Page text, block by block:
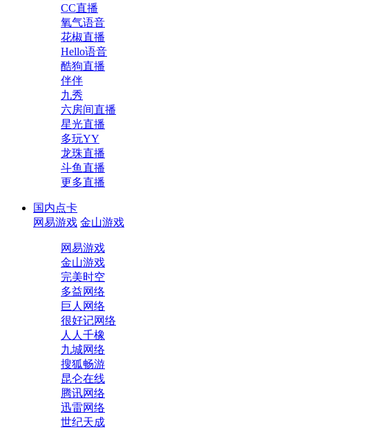
CC直播
氧气语音
花椒直播
Hello语音
酷狗直播
伴伴
九秀
六房间直播
星光直播
多玩YY
龙珠直播
斗鱼直播
更多直播
国内点卡
网易游戏 金山游戏
网易游戏
金山游戏
完美时空
多益网络
巨人网络
很好记网络
人人千橡
九城网络
搜狐畅游
昆仑在线
腾讯网络
迅雷网络
世纪天成